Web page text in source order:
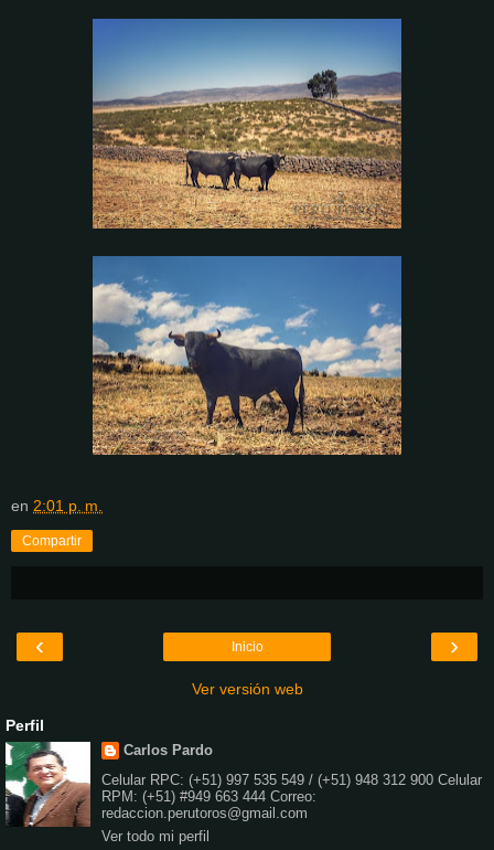
en 2:01 p. m.
Compartir
‹ ›
Inicio
Ver versión web
Perfil
Carlos Pardo
Celular RPC: (+51) 997 535 549 / (+51) 948 312 900 Celular
RPM: (+51) #949 663 444 Correo:
redaccion.perutoros@gmail.com
Ver todo mi perfil